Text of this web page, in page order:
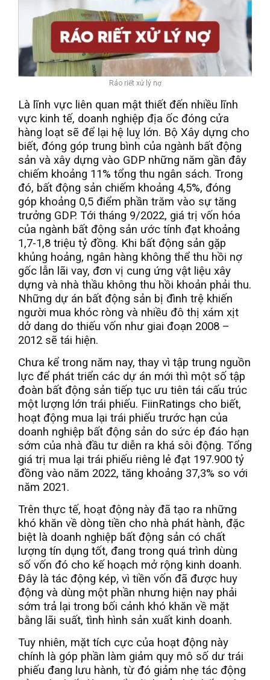
Ráo riết xử lý nợ
Là lĩnh vực liên quan mật thiết đến nhiều lĩnh
vực kinh tế, doanh nghiệp địa ốc đóng cửa
hàng loạt sẽ để lại hệ luỵ lớn. Bộ Xây dựng cho
biết, đóng góp trung bình của ngành bất động
sản và xây dựng vào GDP những năm gần đây
chiếm khoảng 11% tổng thu ngân sách. Trong
đó, bất động sản chiếm khoảng 4,5%, đóng
góp khoảng 0,5 điểm phần trăm vào sự tăng
trưởng GDP. Tới tháng 9/2022, giá trị vốn hóa
của ngành bất động sản ước tính đạt khoảng
1,7-1,8 triệu tỷ đồng. Khi bất động sản gặp
khủng hoảng, ngân hàng không thể thu hồi nợ
gốc lẫn lãi vay, đơn vị cung ứng vật liệu xây
dựng và nhà thầu không thu hồi khoản phải thu.
Những dự án bất động sản bị đình trệ khiến
người mua khóc ròng và nhiều đô thị xám xịt
dở dang do thiếu vốn như giai đoạn 2008 –
2012 sẽ tái hiện.
Chưa kể trong năm nay, thay vì tập trung nguồn
lực để phát triển các dự án mới thì một số tập
đoàn bất động sản tiếp tục ưu tiên tái cấu trúc
một lượng lớn trái phiếu. FiinRatings cho biết,
hoạt động mua lại trái phiếu trước hạn của
doanh nghiệp bất động sản do sức ép đáo hạn
sớm của nhà đầu tư diễn ra khá sôi động. Tổng
giá trị mua lại trái phiếu riêng lẻ đạt 197.900 tỷ
đồng vào năm 2022, tăng khoảng 37,3% so với
năm 2021.
Trên thực tế, hoạt động này đã tạo ra những
khó khăn về dòng tiền cho nhà phát hành, đặc
biệt là doanh nghiệp bất động sản có chất
lượng tín dụng tốt, đang trong quá trình dùng
số vốn đó cho kế hoạch mở rộng kinh doanh.
Đây là tác động kép, vì tiền vốn đã được huy
động và dùng một phần nhưng hiện nay phải
sớm trả lại trong bối cảnh khó khăn về mặt
bằng lãi suất, tình hình sản xuất kinh doanh.
Tuy nhiên, mặt tích cực của hoạt động này
chính là góp phần làm giảm quy mô số dư trái
phiếu đang lưu hành, từ đó giảm nhẹ tác động